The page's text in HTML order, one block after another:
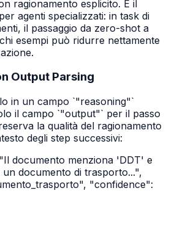
ragionamento esplicito. È il
agenti specializzati: in task di
il passaggio da zero-shot a
esempi può ridurre nettamente
Output Parsing
in un campo `"reasoning"`
il campo `"output"` per il passo
la qualità del ragionamento
degli step successivi:
documento menziona 'DDT' e
documento di trasporto...",
"confidence":